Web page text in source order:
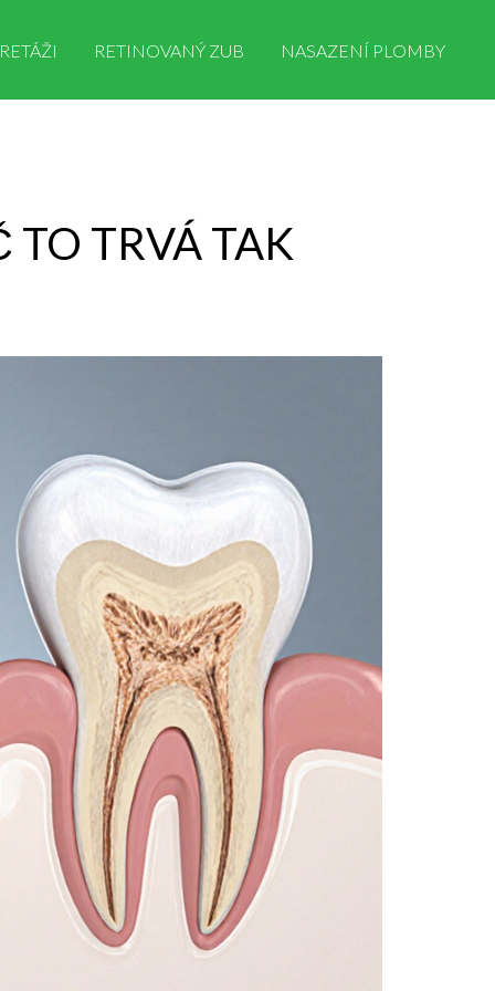
RETINOVANÝ ZUB NASAZENÍ PLOMBY
TO TRVÁ TAK